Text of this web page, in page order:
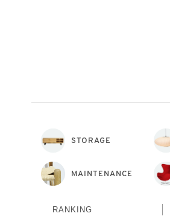
STORAGE
MAINTENANCE
RANKING